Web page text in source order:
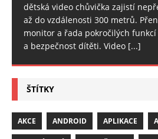
dětská video chůvička zajistí
až do vzdálenosti 300 metrů.
monitor a řada pokročilých
a bezpečnost dítěti. Video [...]
ŠTÍTKY
AKCE ANDROID APLIKACE